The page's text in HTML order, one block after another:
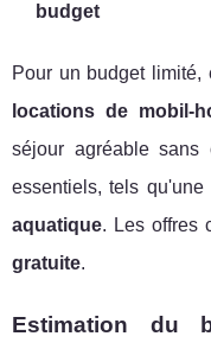
budget
Pour un budget limité,
locations de mobil-
séjour agréable sans
essentiels, tels qu'une
aquatique. Les offres
gratuite.
Estimation du